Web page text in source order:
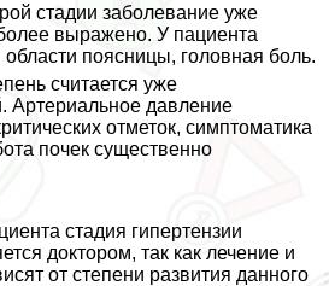
стадии заболевание уже
выражено. У пациента
области поясницы, головная боль.
считается уже
Артериальное давление
отметок, симптоматика
почек существенно
стадия гипертензии
доктором, так как лечение и
от степени развития данного